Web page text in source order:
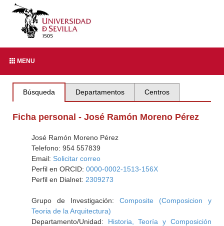
MENU
Búsqueda Departamentos Centros
Ficha personal - José Ramón Moreno Pérez
José Ramón Moreno Pérez
Telefono: 954 557839
Email: Solicitar correo
Perfil en ORCID: 0000-0002-1513-156X
Perfil en Dialnet: 2309273
Grupo de Investigación: Composite (Composicion y
Teoria de la Arquitectura)
Departamento/Unidad: Historia, Teoría y Composición